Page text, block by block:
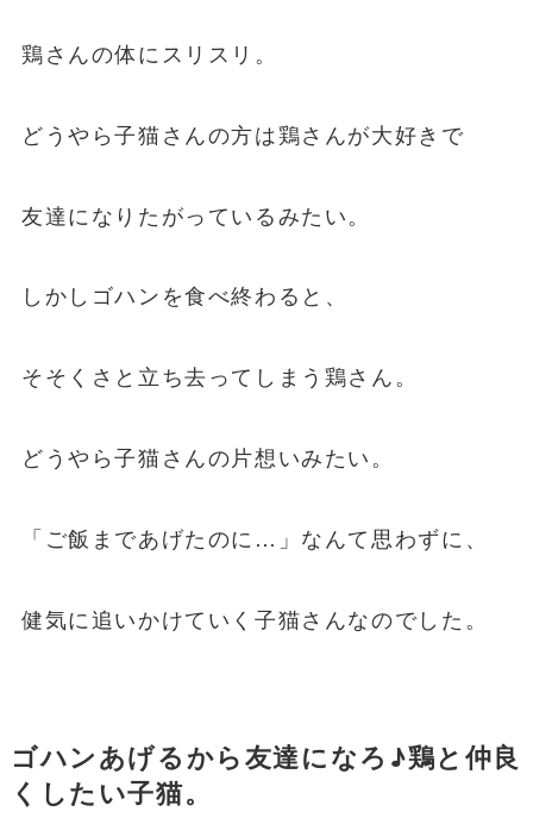
鶏さんの体にスリスリ。
どうやら子猫さんの方は鶏さんが大好きで
友達になりたがっているみたい。
しかしゴハンを食べ終わると、
そそくさと立ち去ってしまう鶏さん。
どうやら子猫さんの片想いみたい。
「ご飯まであげたのに…」なんて思わずに、
健気に追いかけていく子猫さんなのでした。
ゴハンあげるから友達になろ♪鶏と仲良
くしたい子猫。